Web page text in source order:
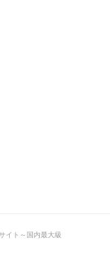
イト～国内最大級